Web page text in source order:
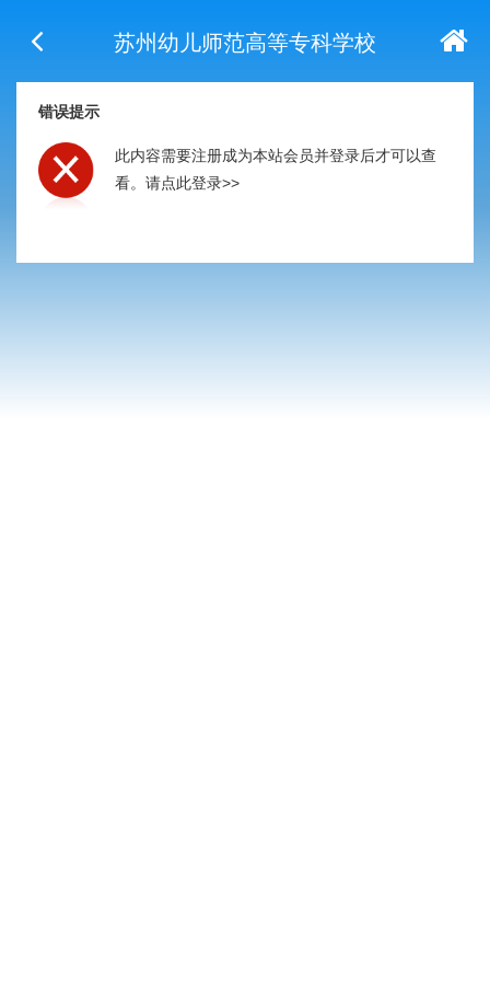
苏州幼儿师范高等专科学校
错误提示
此内容需要注册成为本站会员并登录后才可以查
看。 请点此登录>>